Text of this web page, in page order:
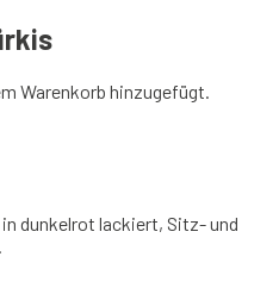
Warenkorb hinzugefügt.
dunkelrot lackiert, Sitz- und